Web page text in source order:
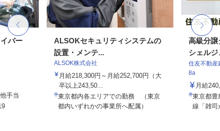
バー
手当
ALSOKセキュリティシステムの
設置・メンテ...
ALSOK株式会社
月給218,300円～月給252,700円（大
卒以上243,50...
東京都内各エリアでの勤務 （東京
都内いずれかの事業所へ配属）
高級分譲
シェルジ
住友不動産
8a
月給
東京都豊
線「雑司